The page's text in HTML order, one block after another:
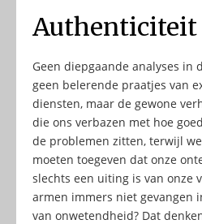
Authenticiteit
Geen diepgaande analyses in
geen belerende praatjes van
diensten, maar de gewone
die ons verbazen met hoe
de problemen zitten, terwijl
moeten toegeven dat onze
slechts een uiting is van onze
armen immers niet gevangen
van onwetendheid? Dat